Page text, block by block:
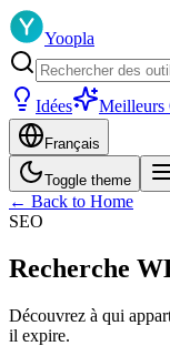
Yoopla
Idées Meilleurs
Français
Toggle theme
← Back to Home
SEO
Recherche
Découvrez à qui
il expire.